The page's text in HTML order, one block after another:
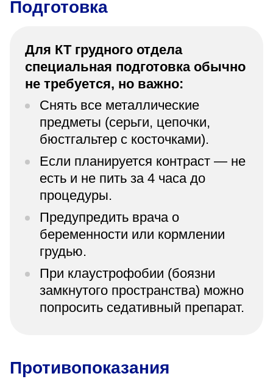
Подготовка
Для КТ грудного отдела
специальная подготовка обычно
не требуется, но важно:
Снять все металлические
предметы (серьги, цепочки,
бюстгальтер с косточками).
Если планируется контраст — не
есть и не пить за 4 часа до
процедуры.
Предупредить врача о
беременности или кормлении
грудью.
При клаустрофобии (боязни
замкнутого пространства) можно
попросить седативный препарат.
Противопоказания